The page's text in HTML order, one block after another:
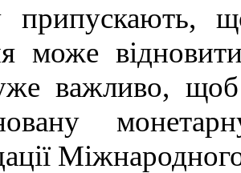
припускають,
може
важливо,